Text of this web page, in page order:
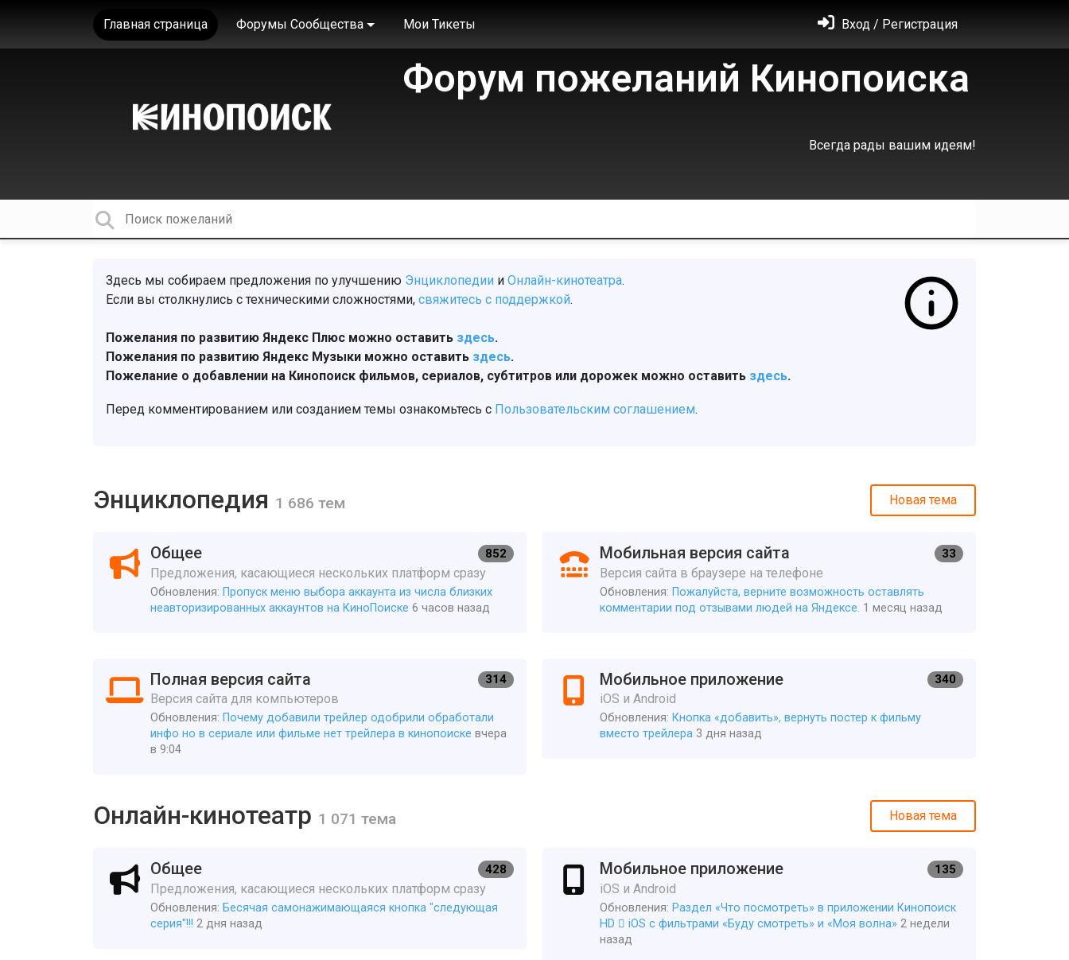
Главная страница Форумы Сообщества Мои Тикеты Вход / Регистрация
Форум пожеланий Кинопоиска
Всегда рады вашим идеям!
Здесь мы собираем предложения по улучшению Энциклопедии и Онлайн-кинотеатра.
Если вы столкнулись с техническими сложностями, свяжитесь с поддержкой.
Пожелания по развитию Яндекс Плюс можно оставить здесь.
Пожелания по развитию Яндекс Музыки можно оставить здесь.
Пожелание о добавлении на Кинопоиск фильмов, сериалов, субтитров или дорожек можно оставить здесь.
Перед комментированием или созданием темы ознакомьтесь с Пользовательским соглашением.
Энциклопедия 1 686 тем Новая тема
Общее 852
Предложения, касающиеся нескольких платформ сразу
Обновления: Пропуск меню выбора аккаунта из числа близких
неавторизированных аккаунтов на КиноПоиске 6 часов назад
Полная версия сайта 314
Версия сайта для компьютеров
Обновления: Почему добавили трейлер одобрили обработали
инфо но в сериале или фильме нет трейлера в кинопоиске вчера
в 9:04
Мобильная версия сайта 33
Версия сайта в браузере на телефоне
Обновления: Пожалуйста, верните возможность оставлять
комментарии под отзывами людей на Яндексе. 1 месяц назад
Мобильное приложение 340
iOS и Android
Обновления: Кнопка «добавить», вернуть постер к фильму
вместо трейлера 3 дня назад
Онлайн-кинотеатр 1 071 тема Новая тема
Общее 428
Предложения, касающиеся нескольких платформ сразу
Обновления: Бесячая самонажимающаяся кнопка "следующая
серия"!!! 2 дня назад
Мобильное приложение 135
iOS и Android
Обновления: Раздел «Что посмотреть» в приложении Кинопоиск
HD  iOS с фильтрами «Буду смотреть» и «Моя волна» 2 недели
назад